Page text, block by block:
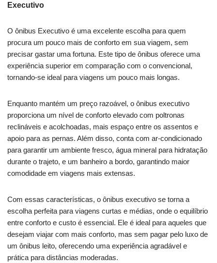
Executivo
O ônibus Executivo é uma excelente escolha para quem
procura um pouco mais de conforto em sua viagem, sem
precisar gastar uma fortuna. Este tipo de ônibus oferece uma
experiência superior em comparação com o convencional,
tornando-se ideal para viagens um pouco mais longas.
Enquanto mantém um preço razoável, o ônibus executivo
proporciona um nível de conforto elevado com poltronas
reclináveis e acolchoadas, mais espaço entre os assentos e
apoio para as pernas. Além disso, conta com ar-condicionado
para garantir um ambiente fresco, água mineral para hidratação
durante o trajeto, e um banheiro a bordo, garantindo maior
comodidade em viagens mais extensas.
Com essas características, o ônibus executivo se torna a
escolha perfeita para viagens curtas e médias, onde o equilíbrio
entre conforto e custo é essencial. Ele é ideal para aqueles que
desejam viajar com mais conforto, mas sem pagar pelo luxo de
um ônibus leito, oferecendo uma experiência agradável e
prática para distâncias moderadas.